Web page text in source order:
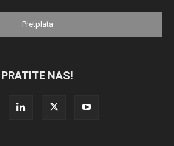
Pretplata
PRATITE NAS!